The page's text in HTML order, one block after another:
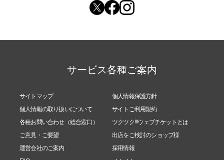
サービス各種ご案内
サイトマップ
個人情報保護方針
個人情報の取り扱いについて
サイトご利用規約
各種お問い合わせ（総合窓口）
ツクツク!!!ウェブチケットとは
ご意見・ご要望
出店をご検討のショップ様
運営会社のご案内
採用情報